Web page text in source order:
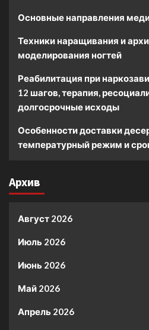
Основные направления
Техники наращивания и
моделирования ногтей
Реабилитация при
12 шагов, терапия,
долгосрочные исходы
Особенности доставки
температурный режим и
Архив
Август 2026
Июль 2026
Июнь 2026
Май 2026
Апрель 2026